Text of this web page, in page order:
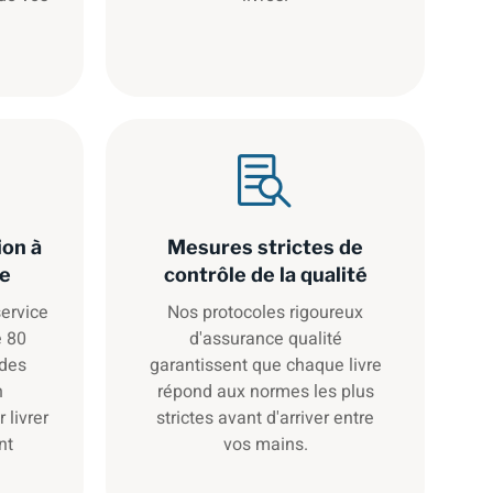
à
80
livrer
Mesures strictes de
contrôle de la qualité
Nos protocoles rigoureux
d'assurance qualité
garantissent que chaque livre
répond aux normes les plus
strictes avant d'arriver entre
vos mains.